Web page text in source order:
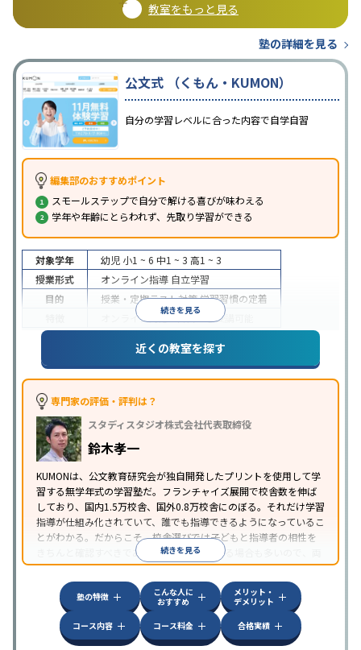
教室をもっと見る
塾の詳細を見る
公文式 （くもん・KUMON）
自分の学習レベルに合った内容で自学自習
編集部のおすすめポイント
スモールステップで自分で解ける喜びが味わえる
学年や年齢にとらわれず、先取り学習ができる
続きを見る
対象学年 幼児 小1 ~ 6 中1 ~ 3 高1 ~ 3
授業形式
オンライン指導 自立学習
目的
授業・定期テスト対策学習習慣の定着
オンライン対応1科目から受講可能
近くの教室を探す
専門家の評価・評判は？
スタディスタジオ株式会社代表取締役
鈴木孝一
KUMONは、公文教育研究会が独自開発したプリントを使用して学
習する無学年式の学習塾だ。フランチャイズ展開で校舎数を伸ば
しており、国内1.5万校舎、国外0.8万校舎にのぼる。それだけ学習
指導が仕組み化されていて、誰でも指導できるようになっているこ
とがわかる。だからこそ、校舎選びでは子どもと指導者の相性を
きちんと確認すべきである。近所に2校舎ある場合も多いので、両
方見学してみることをオススメする。
続きを見る
塾の特徴
こんな人に
おすすめ
メリット・
デメリット
コース内容
コース料金 合格実績